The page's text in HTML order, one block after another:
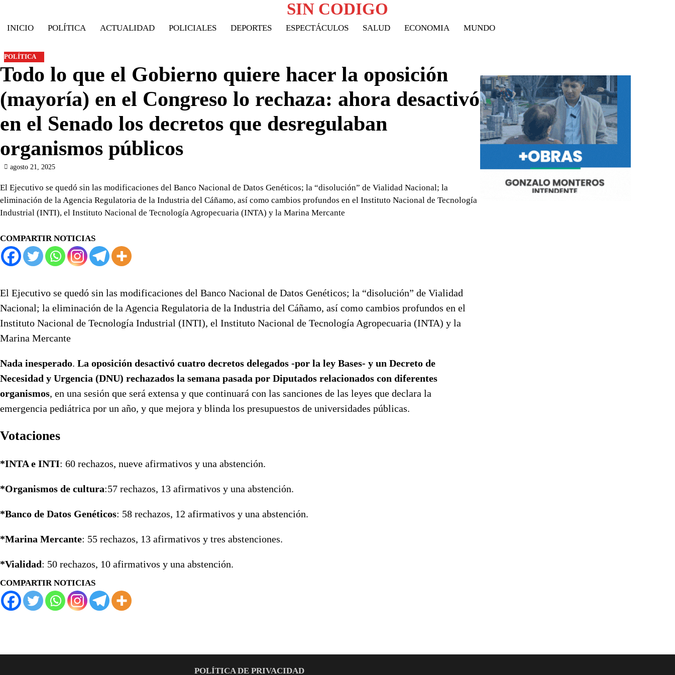
content
SIN CODIGO
INICIO POLÍTICA ACTUALIDAD POLICIALES DEPORTES ESPECTÁCULOS SALUD ECONOMIA MUNDO
POLÍTICA
Todo lo que el Gobierno quiere hacer la oposición
(mayoría) en el Congreso lo rechaza: ahora desactivó
en el Senado los decretos que desregulaban
organismos públicos
agosto 21, 2025
El Ejecutivo se quedó sin las modificaciones del Banco Nacional de Datos Genéticos; la “disolución” de Vialidad Nacional; la
eliminación de la Agencia Regulatoria de la Industria del Cáñamo, así como cambios profundos en el Instituto Nacional de Tecnología
Industrial (INTI), el Instituto Nacional de Tecnología Agropecuaria (INTA) y la Marina Mercante
COMPARTIR NOTICIAS
El Ejecutivo se quedó sin las modificaciones del Banco Nacional de Datos Genéticos; la “disolución” de Vialidad
Nacional; la eliminación de la Agencia Regulatoria de la Industria del Cáñamo, así como cambios profundos en el
Instituto Nacional de Tecnología Industrial (INTI), el Instituto Nacional de Tecnología Agropecuaria (INTA) y la
Marina Mercante
Nada inesperado. La oposición desactivó cuatro decretos delegados -por la ley Bases- y un Decreto de
Necesidad y Urgencia (DNU) rechazados la semana pasada por Diputados relacionados con diferentes
organismos, en una sesión que será extensa y que continuará con las sanciones de las leyes que declara la
emergencia pediátrica por un año, y que mejora y blinda los presupuestos de universidades públicas.
Votaciones
*INTA e INTI: 60 rechazos, nueve afirmativos y una abstención.
*Organismos de cultura:57 rechazos, 13 afirmativos y una abstención.
*Banco de Datos Genéticos: 58 rechazos, 12 afirmativos y una abstención.
*Marina Mercante: 55 rechazos, 13 afirmativos y tres abstenciones.
*Vialidad: 50 rechazos, 10 afirmativos y una abstención.
COMPARTIR NOTICIAS
POLÍTICA DE PRIVACIDAD